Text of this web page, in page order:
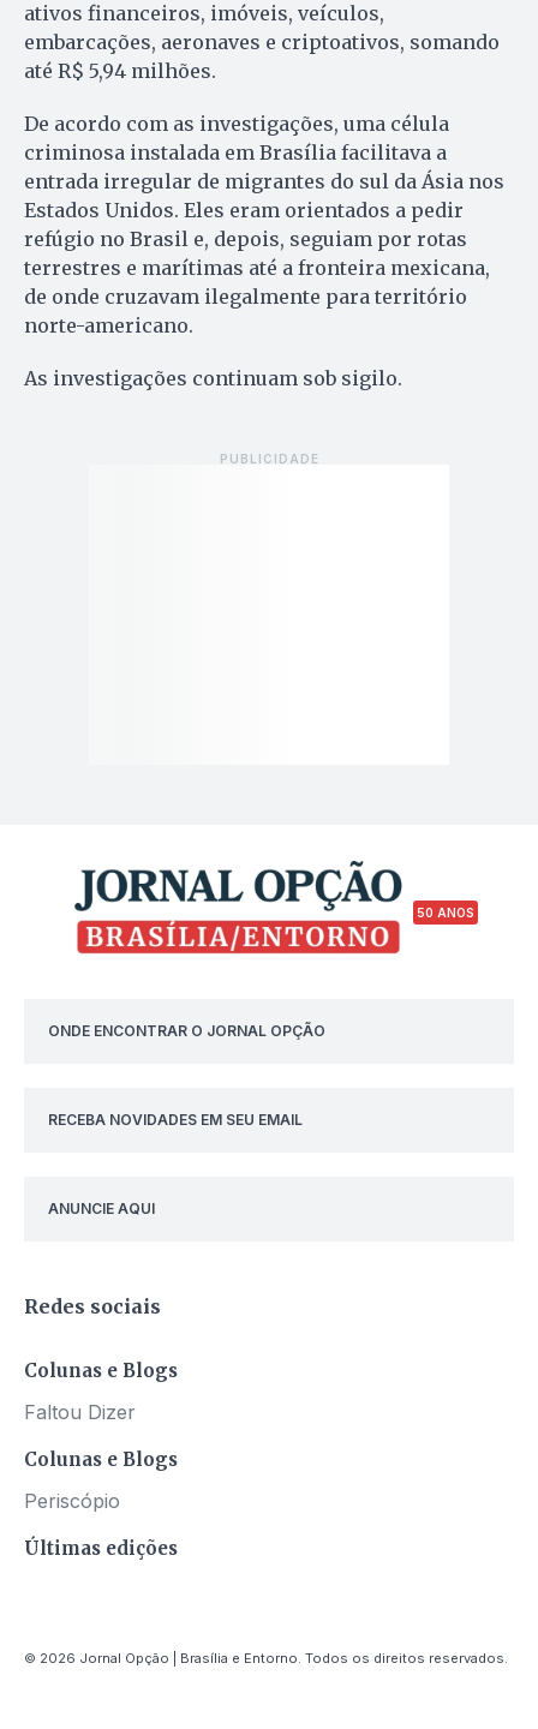
ativos financeiros, imóveis, veículos,
embarcações, aeronaves e criptoativos, somando
até R$ 5,94 milhões.
De acordo com as investigações, uma célula
criminosa instalada em Brasília facilitava a
entrada irregular de migrantes do sul da Ásia nos
Estados Unidos. Eles eram orientados a pedir
refúgio no Brasil e, depois, seguiam por rotas
terrestres e marítimas até a fronteira mexicana,
de onde cruzavam ilegalmente para território
norte-americano.
As investigações continuam sob sigilo.
50 ANOS
ONDE ENCONTRAR O JORNAL OPÇÃO
RECEBA NOVIDADES EM SEU EMAIL
ANUNCIE AQUI
Redes sociais
Colunas e Blogs
Faltou Dizer
Colunas e Blogs
Periscópio
Últimas edições
© 2026 Jornal Opção | Brasília e Entorno. Todos os direitos reservados.